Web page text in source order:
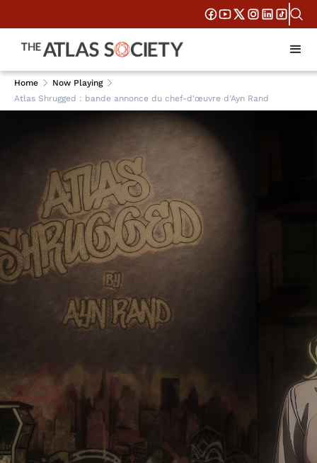
Home
Now Playing
Atlas Shrugged : bande annonce du chef-d'œuvre d'Ayn Rand